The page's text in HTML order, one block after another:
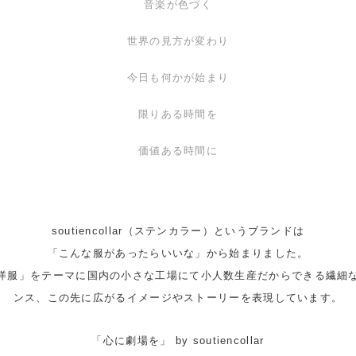
音楽が色づく
世界の見方が変わり
今日も何かが始まり
限りある時間を
価値ある時間に
soutiencollar（ステンカラー）というブランドは
「こんな服があったらいいな」から始まりました。
服」をテーマに国内の小さな工場にて小人数生産だからできる繊細
ンス、この先に広がるイメージやストーリーを表現しています。
「心に劇場を」 by soutiencollar